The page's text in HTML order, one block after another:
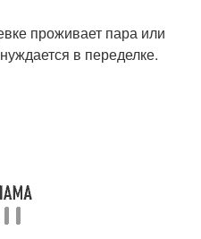
проживает пара или
в переделке.